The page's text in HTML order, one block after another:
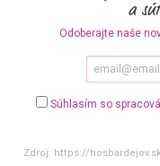
Odoberajte naše
Súhlasím so
Zdroj: https://